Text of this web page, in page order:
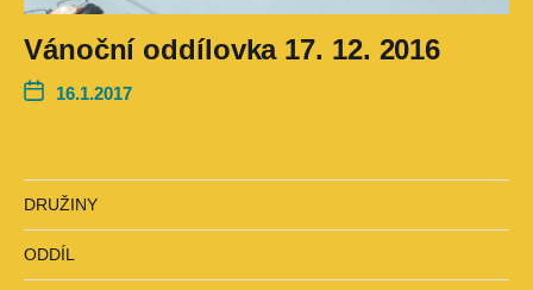
Vánoční oddílovka 17. 12. 2016
16.1.2017
DRUŽINY
ODDÍL